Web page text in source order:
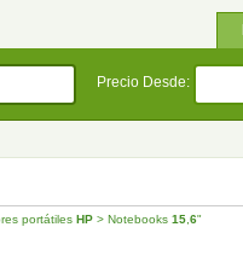
Precio Desde:
portátilesHP > Notebooks15 ,6"